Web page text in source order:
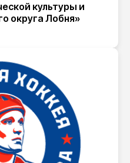
культуры и
округа Лобня»